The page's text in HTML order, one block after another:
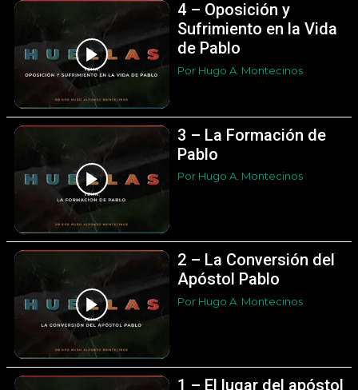
4 – Oposición y
Sufrimiento en la Vida
de Pablo
Por Hugo A. Montecinos
3 – La Formación de
Pablo
Por Hugo A. Montecinos
2 – La Conversión del
Apóstol Pablo
Por Hugo A. Montecinos
1 – El lugar del apóstol